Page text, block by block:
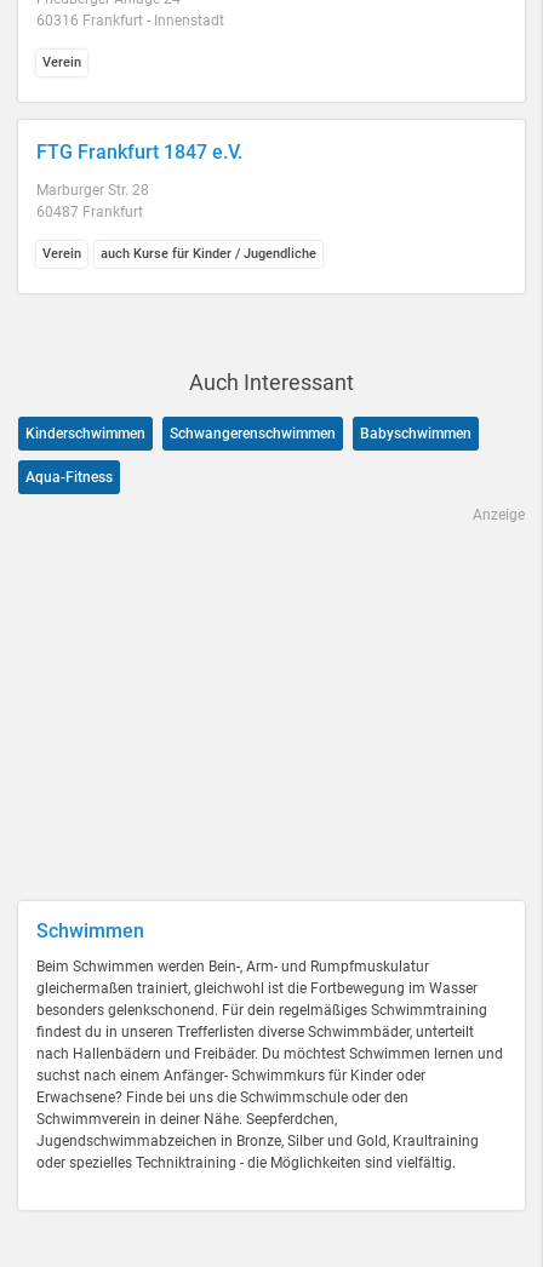
Schwimmen
Beim Schwimmen werden Bein-, Arm- und Rumpfmuskulatur
gleichermaßen trainiert, gleichwohl ist die Fortbewegung im Wasser
besonders gelenkschonend. Für dein regelmäßiges Schwimmtraining
findest du in unseren Trefferlisten diverse Schwimmbäder, unterteilt
nach Hallenbädern und Freibäder. Du möchtest Schwimmen lernen und
suchst nach einem Anfänger- Schwimmkurs für Kinder oder
Erwachsene? Finde bei uns die Schwimmschule oder den
Schwimmverein in deiner Nähe. Seepferdchen,
Jugendschwimmabzeichen in Bronze, Silber und Gold, Kraultraining
oder spezielles Techniktraining - die Möglichkeiten sind vielfältig.
60316 Frankfurt - Innenstadt
Verein
FTG Frankfurt 1847 e.V.
Marburger Str. 28
60487 Frankfurt
Verein auch Kurse für Kinder / Jugendliche
Auch Interessant
Kinderschwimmen Schwangerenschwimmen Babyschwimmen
Aqua-Fitness
Anzeige